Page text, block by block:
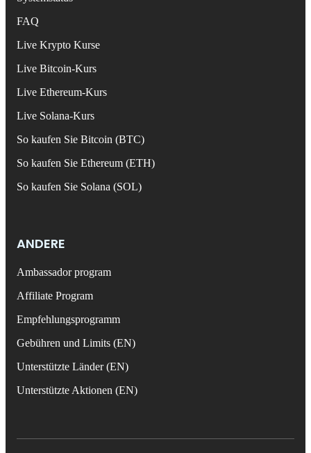
FAQ
Live Krypto Kurse
Live Bitcoin-Kurs
Live Ethereum-Kurs
Live Solana-Kurs
So kaufen Sie Bitcoin (BTC)
So kaufen Sie Ethereum (ETH)
So kaufen Sie Solana (SOL)
ANDERE
Ambassador program
Affiliate Program
Empfehlungsprogramm
Gebühren und Limits (EN)
Unterstützte Länder (EN)
Unterstützte Aktionen (EN)